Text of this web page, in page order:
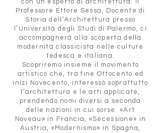
con un esperto di architettura. Il
Professore Ettore Sessa, Docente di
Storia dell’Architettura presso
l’Università degli Studi di Palermo, ci
accompagnerà alla scoperta della
modernità classicista nelle culture
tedesca e italiana.
Scopriremo insieme il movimento
artistico che, tra fine Ottocento ed
inizi Novecento, interessò soprattutto
l’architettura e le arti applicate,
prendendo nomi diversi a seconda
delle nazioni in cui sorse. «Art
Noveau» in Francia, «Secessione» in
Austria, «Modernismo» in Spagna,